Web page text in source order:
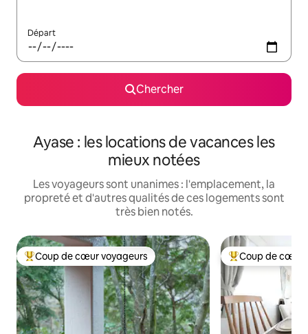
Départ
Chercher
Ayase : les locations de vacances les
mieux notées
Les voyageurs sont unanimes : l'emplacement, la
propreté et d'autres qualités de ces logements sont
très bien notés.
Coup de cœur voyageurs parmi les plus aimés
Coup de cœur voyageurs Coup de cœur
Coup de cœur